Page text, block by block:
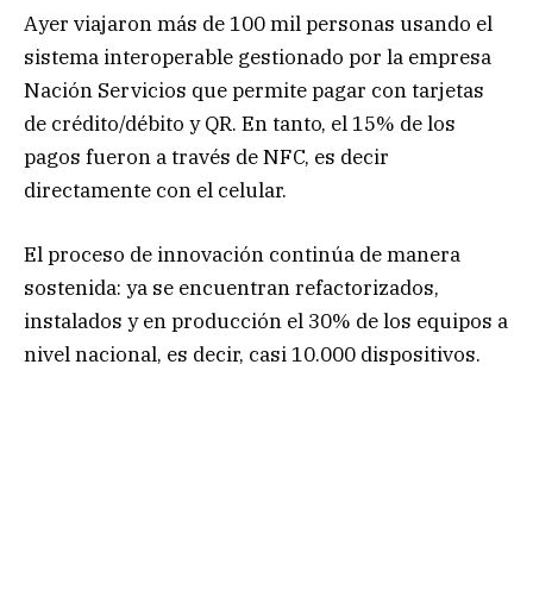
Ayer viajaron más de 100 mil personas usando el
sistema interoperable gestionado por la empresa
Nación Servicios que permite pagar con tarjetas
de crédito/débito y QR. En tanto, el 15% de los
pagos fueron a través de NFC, es decir
directamente con el celular.
El proceso de innovación continúa de manera
sostenida: ya se encuentran refactorizados,
instalados y en producción el 30% de los equipos a
nivel nacional, es decir, casi 10.000 dispositivos.